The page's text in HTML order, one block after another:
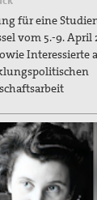
für eine
vom 5.-9. April
Interessierte